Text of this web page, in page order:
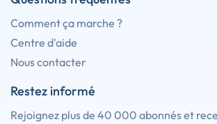
Comment ça marche ?
Centre d'aide
Nous contacter
Restez informé
Rejoignez plus de 40 000 abonnés et